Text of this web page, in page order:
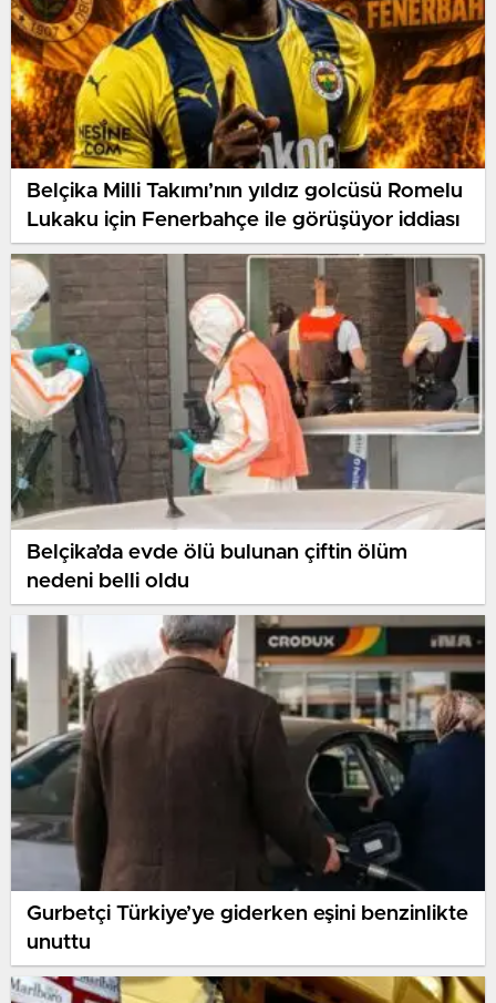
Belçika Milli Takımı’nın yıldız golcüsü Romelu
Lukaku için Fenerbahçe ile görüşüyor iddiası
Belçika’da evde ölü bulunan çiftin ölüm
nedeni belli oldu
Gurbetçi Türkiye’ye giderken eşini benzinlikte
unuttu